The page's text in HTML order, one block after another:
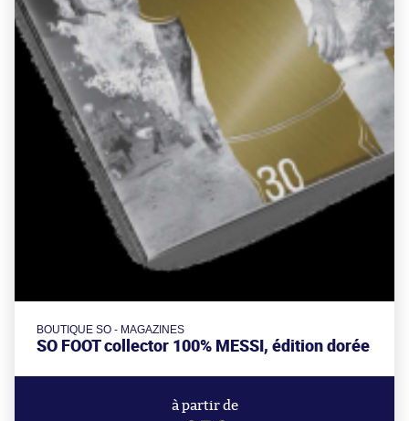
BOUTIQUE SO - MAGAZINES
SO FOOT collector 100% MESSI, édition dorée
à partir de